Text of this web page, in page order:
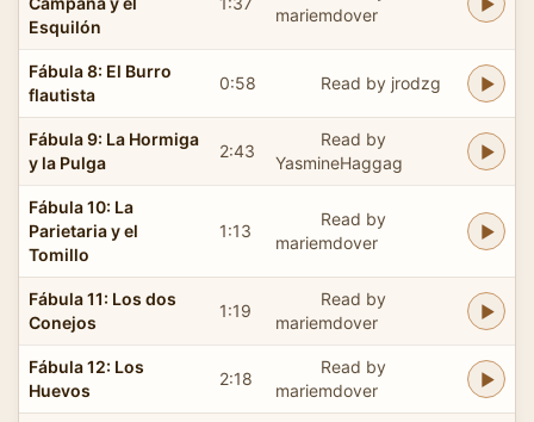
Esquilón
mariemdover
Fábula 8: El Burro
flautista
0:58 Read by jrodzg
Fábula 9: La Hormiga
y la Pulga
2:43
Read by
YasmineHaggag
Fábula 10: La
Parietaria y el
Tomillo
1:13
Read by
mariemdover
Fábula 11: Los dos
Conejos
1:19
Read by
mariemdover
Fábula 12: Los
Huevos
2:18
Read by
mariemdover